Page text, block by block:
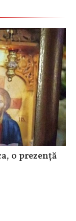
o prezență